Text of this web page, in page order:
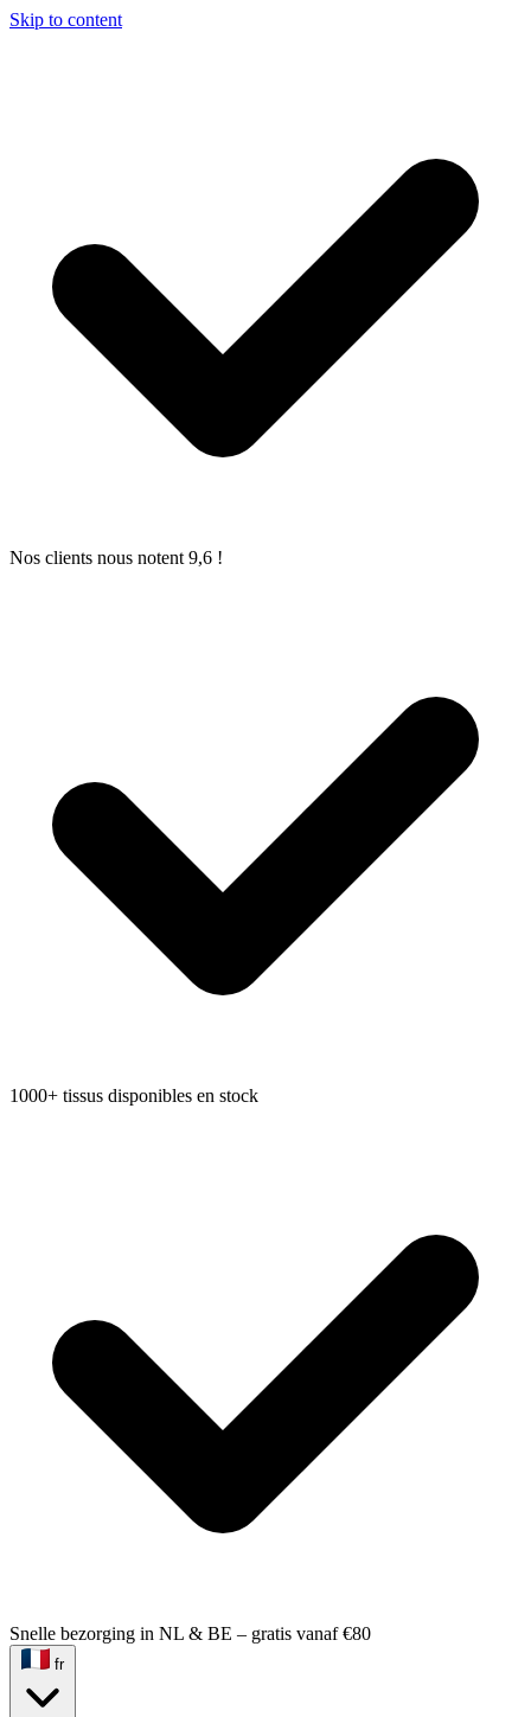
Skip to content
Nos clients nous notent 9,6 !
1000+ tissus disponibles en stock
Snelle bezorging in NL & BE – gratis vanaf €80
fr